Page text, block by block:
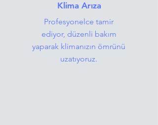
Klima Arıza
Profesyonelce tamir
ediyor, düzenli bakım
yaparak klimanızın ömrünü
uzatıyoruz.